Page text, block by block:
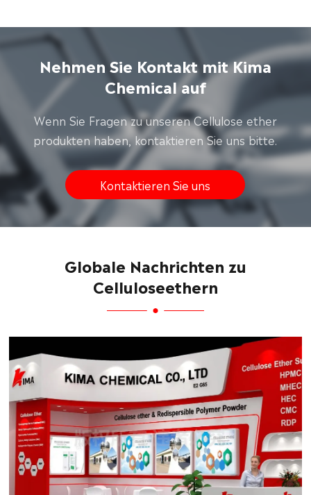
Nehmen Sie Kontakt mit Kima
Chemical auf
Wenn Sie Fragen zu unseren Cellulose ether
produkten haben, kontaktieren Sie uns bitte.
Kontaktieren Sie uns
Globale Nachrichten zu
Celluloseethern